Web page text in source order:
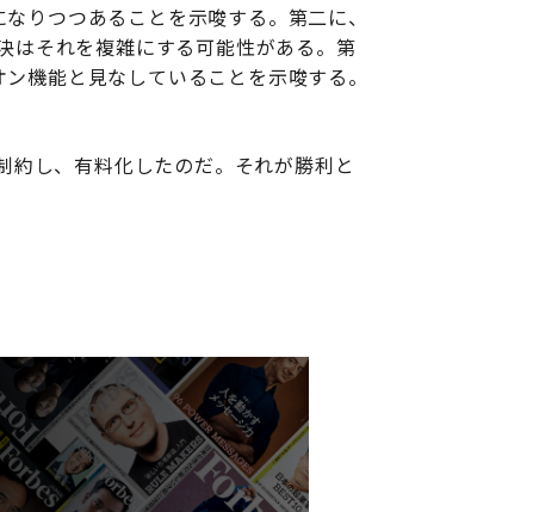
りつつあることを示唆する。第二に、
はそれを複雑にする可能性がある。第
機能と見なしていることを示唆する。
し、有料化したのだ。それが勝利と